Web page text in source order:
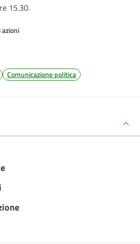
15.30.
azioni
Comunicazione politica